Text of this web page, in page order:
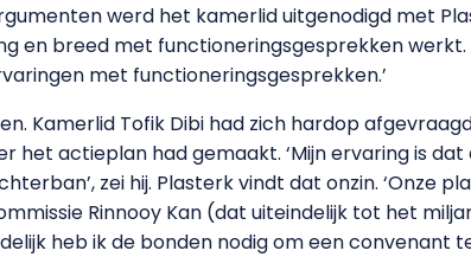
werd het kamerlid uitgenodigd met
en breed met functioneringsgesprekken werkt.
met functioneringsgesprekken.’
Kamerlid Tofik Dibi had zich hardop
het actieplan had gemaakt. ‘Mijn ervaring is
zei hij. Plasterk vindt dat onzin. ‘Onze
Rinnooy Kan (dat uiteindelijk tot het
heb ik de bonden nodig om een convenant